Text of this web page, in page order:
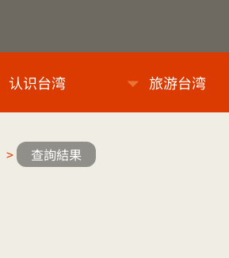
认识台湾
旅游台湾
> 查詢結果